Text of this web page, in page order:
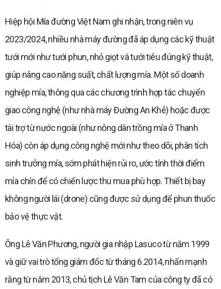
Hiệp hội Mía đường Việt Nam ghi nhận, trong niên vụ
2023/2024, nhiều nhà máy đường đã áp dụng các kỹ thuật
tưới mới như tưới phun, nhỏ giọt và tưới tiêu đúng kỹ thuật,
giúp nâng cao năng suất, chất lượng mía. Một số doanh
nghiệp mía, thông qua các chương trình hợp tác chuyển
giao công nghệ (như nhà máy Đường An Khê) hoặc được
tài trợ từ nước ngoài (như nông dân trồng mía ở Thanh
Hóa) còn áp dụng công nghệ mới như theo dõi, phân tích
sinh trưởng mía, sớm phát hiện rủi ro, ước tính thời điểm
mía chín để có chiến lược thu mua phù hợp. Thiết bị bay
không người lái (drone) cũng được sử dụng để phun thuốc
bảo vệ thực vật.
Ông Lê Văn Phương, người gia nhập Lasuco từ năm 1999
và giữ vai trò tổng giám đốc từ tháng 6.2014, nhấn mạnh
rằng từ năm 2013, chủ tịch Lê Văn Tam của công ty đã có